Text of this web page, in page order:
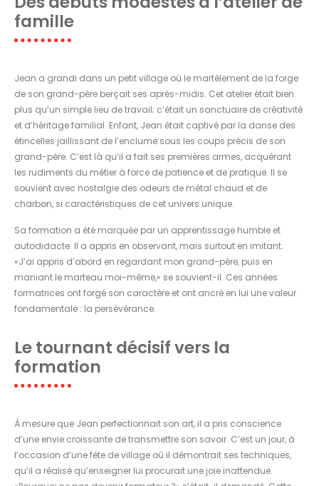
famille
Jean a grandi dans un petit village où le martèlement de la forge
de son grand-père berçait ses après-midis. Cet atelier était bien
plus qu’un simple lieu de travail; c’était un sanctuaire de créativité
et d’héritage familial. Enfant, Jean était captivé par la danse des
étincelles jaillissant de l’enclume sous les coups précis de son
grand-père. C’est là qu’il a fait ses premières armes, acquérant
les rudiments du métier à force de patience et de pratique. Il se
souvient avec nostalgie des odeurs de métal chaud et de
charbon, si caractéristiques de cet univers unique.
Sa formation a été marquée par un apprentissage humble et
autodidacte. Il a appris en observant, mais surtout en imitant.
«J’ai appris d’abord en regardant mon grand-père, puis en
maniant le marteau moi-même,» se souvient-il. Ces années
formatrices ont forgé son caractère et ont ancré en lui une valeur
fondamentale : la persévérance.
Le tournant décisif vers la
formation
À mesure que Jean perfectionnait son art, il a pris conscience
d’une envie croissante de transmettre son savoir. C’est un jour, à
l’occasion d’une fête de village où il démontrait ses techniques,
qu’il a réalisé qu’enseigner lui procurait une joie inattendue.